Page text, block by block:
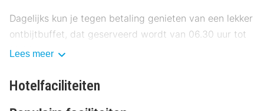
Dagelijks kun je tegen betaling genieten van een lekker
ontbijtbuffet, dat geserveerd wordt van 06.30 uur tot
10.00 uur.
incheckservice, een lift en een automaat. Ter
plaatse heb je parkeerplaatsen.
Lees meer
Hotelfaciliteiten